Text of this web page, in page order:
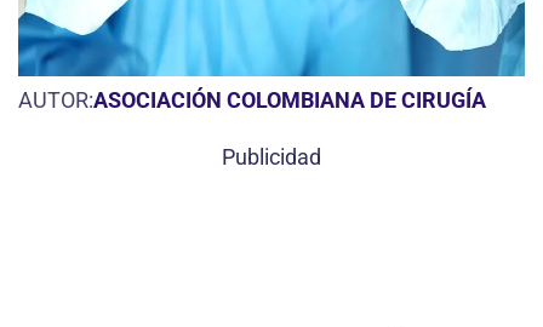
AUTOR:ASOCIACIÓN COLOMBIANA DE CIRUGÍA
Publicidad